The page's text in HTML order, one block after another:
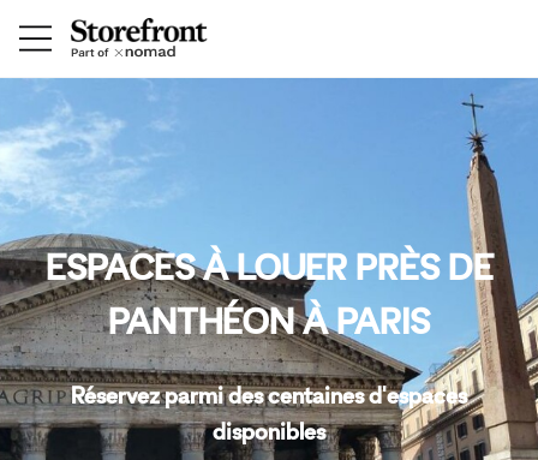
ESPACES À LOUER PRÈS DE
PANTHÉON À PARIS
Réservez parmi des centaines d'espaces
disponibles